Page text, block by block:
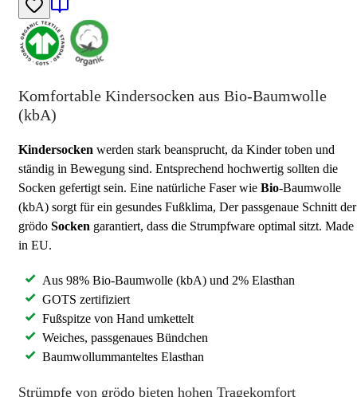
Komfortable Kindersocken aus Bio-Baumwolle
(kbA)
Kindersocken werden stark beansprucht, da Kinder toben und
ständig in Bewegung sind. Entsprechend hochwertig sollten die
Socken gefertigt sein. Eine natürliche Faser wie Bio-Baumwolle
(kbA) sorgt für ein gesundes Fußklima, Der passgenaue Schnitt der
grödo Socken garantiert, dass die Strumpfware optimal sitzt. Made
in EU.
Aus 98% Bio-Baumwolle (kbA) und 2% Elasthan
GOTS zertifiziert
Fußspitze von Hand umkettelt
Weiches, passgenaues Bündchen
Baumwollummanteltes Elasthan
Strümpfe von grödo bieten hohen Tragekomfort